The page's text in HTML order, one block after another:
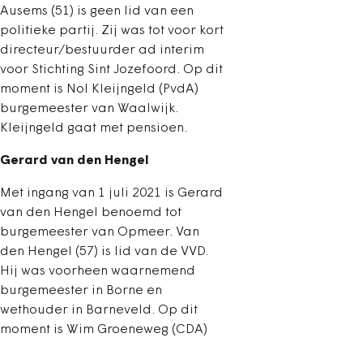
Ausems (51) is geen lid van een
politieke partij. Zij was tot voor kort
directeur/bestuurder ad interim
voor Stichting Sint Jozefoord. Op dit
moment is Nol Kleijngeld (PvdA)
burgemeester van Waalwijk.
Kleijngeld gaat met pensioen.
Gerard van den Hengel
Met ingang van 1 juli 2021 is Gerard
van den Hengel benoemd tot
burgemeester van Opmeer. Van
den Hengel (57) is lid van de VVD.
Hij was voorheen waarnemend
burgemeester in Borne en
wethouder in Barneveld. Op dit
moment is Wim Groeneweg (CDA)